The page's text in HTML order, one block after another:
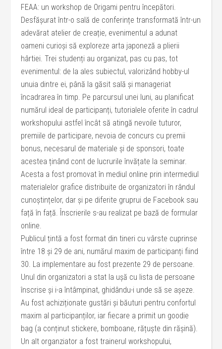
FEAA: un workshop de Origami pentru începători.
Desfășurat într-o sală de conferințe transformată într-un
adevărat atelier de creație, evenimentul a adunat
oameni curioși să exploreze arta japoneză a plierii
hârtiei. Trei studenți au organizat, pas cu pas, tot
evenimentul: de la ales subiectul, valorizând hobby-ul
unuia dintre ei, până la găsit sală și manageriat
încadrarea în timp. Pe parcursul unei luni, au planificat
numărul ideal de participanți, tutorialele oferite în cadrul
workshopului astfel încât să atingă nevoile tuturor,
premiile de participare, nevoia de concurs cu premii
bonus, necesarul de materiale și de sponsori, toate
acestea ținând cont de lucrurile învățate la seminar.
Acesta a fost promovat în mediul online prin intermediul
materialelor grafice distribuite de organizatori în rândul
cunoștințelor, dar și pe diferite gruprui de Facebook sau
față în față. Înscrierile s-au realizat pe bază de formular
online.
Publicul țintă a fost format din tineri cu vârste cuprinse
între 18 și 29 de ani, numărul maxim de participanți fiind
30. La implementare au fost prezente 29 de persoane.
Unul din organizatori a stat la ușă cu lista de persoane
înscrise și i-a întâmpinat, ghidându-i unde să se așeze.
Au fost achiziționate gustări și băuturi pentru confortul
maxim al participanților, iar fiecare a primit un goodie
bag (a conținut stickere, bomboane, rățuște din rășină).
Un alt organziator a fost trainerul workshopului,